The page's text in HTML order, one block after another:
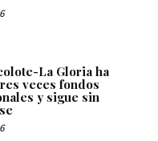
La Gloria ha
veces fondos
y sigue sin